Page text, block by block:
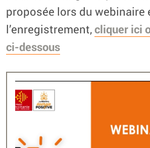
proposée lors du webinaire
l’enregistrement,cliquer ici
ci-dessous